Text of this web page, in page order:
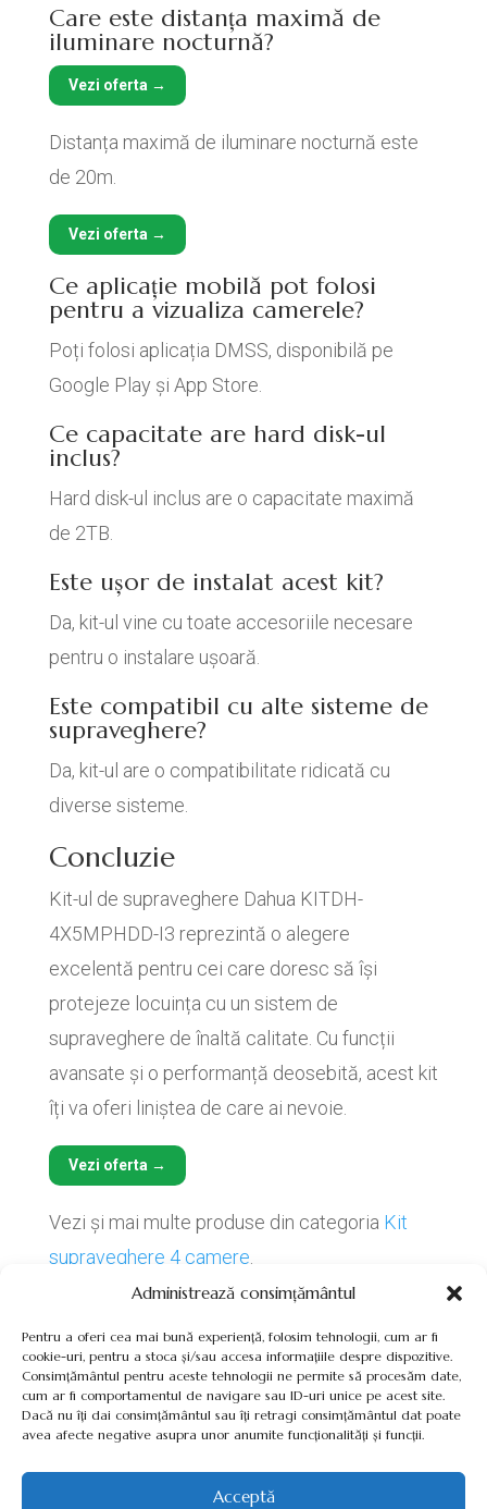
Administrează consimțământul
Pentru a oferi cea mai bună experiență, folosim tehnologii, cum ar fi
cookie-uri, pentru a stoca și/sau accesa informațiile despre dispozitive.
Consimțământul pentru aceste tehnologii ne permite să procesăm date,
cum ar fi comportamentul de navigare sau ID-uri unice pe acest site.
Dacă nu îți dai consimțământul sau îți retragi consimțământul dat poate
avea afecte negative asupra unor anumite funcționalități și funcții.
Acceptă
Care este distanța maximă de
iluminare nocturnă?
Vezi oferta →
Distanța maximă de iluminare nocturnă este
de 20m.
Vezi oferta →
Ce aplicație mobilă pot folosi
pentru a vizualiza camerele?
Poți folosi aplicația DMSS, disponibilă pe
Google Play și App Store.
Ce capacitate are hard disk-ul
inclus?
Hard disk-ul inclus are o capacitate maximă
de 2TB.
Este ușor de instalat acest kit?
Da, kit-ul vine cu toate accesoriile necesare
pentru o instalare ușoară.
Este compatibil cu alte sisteme de
supraveghere?
Da, kit-ul are o compatibilitate ridicată cu
diverse sisteme.
Concluzie
Kit-ul de supraveghere Dahua KITDH-
4X5MPHDD-I3 reprezintă o alegere
excelentă pentru cei care doresc să își
protejeze locuința cu un sistem de
supraveghere de înaltă calitate. Cu funcții
avansate și o performanță deosebită, acest kit
îți va oferi liniștea de care ai nevoie.
Vezi oferta →
Vezi și mai multe produse din categoria Kit
supraveghere 4 camere
Termeni, Condiții & Protecția Datelor (GDPR)